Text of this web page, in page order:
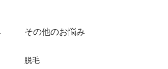
その他のお悩み
脱⽑